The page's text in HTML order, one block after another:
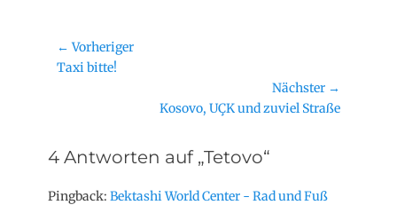
Beitragsnavigation
← Vorheriger
Vorheriger
Taxi bitte!
Nächster →
Kosovo, UÇK und zuviel Straße
4 Antworten auf „Tetovo“
Pingback: Bektashi World Center - Rad und Fuß